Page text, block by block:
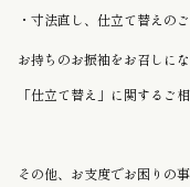
・寸法直し、仕立て替えの
お持ちのお振袖をお召しに
「仕立て替え」に関するご
その他、お支度でお困りの